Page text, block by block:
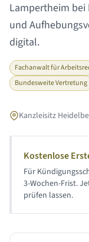
Lampertheim bei
und
digital.
Fachanwalt für
Bundesweite Vertretung
Kanzleisitz
Kostenlose
Für
3-Wochen-Frist.
prüfen lassen.